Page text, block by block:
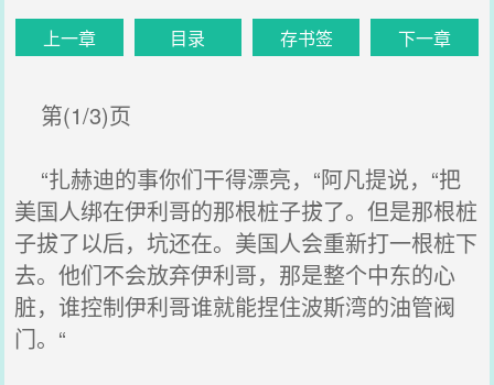
上一章 目录 存书签 下一章
第(1/3)页
“扎赫迪的事你们干得漂亮，“阿凡提说，“把
美国人绑在伊利哥的那根桩子拔了。但是那根桩
子拔了以后，坑还在。美国人会重新打一根桩下
去。他们不会放弃伊利哥，那是整个中东的心
脏，谁控制伊利哥谁就能捏住波斯湾的油管阀
门。“